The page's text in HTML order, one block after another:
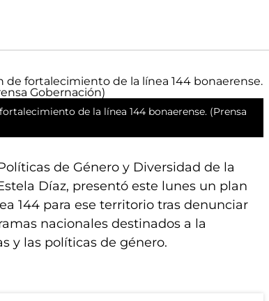
de la línea 144 bonaerense. (Prensa
de Género y Diversidad de la
Díaz, presentó este lunes un plan
144 para ese territorio tras denunciar
nacionales destinados a la
y las políticas de género.